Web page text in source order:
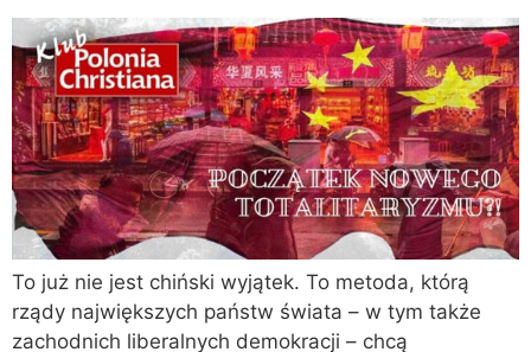
To już nie jest chiński wyjątek. To metoda, którą
rządy największych państw świata – w tym także
zachodnich liberalnych demokracji – chcą